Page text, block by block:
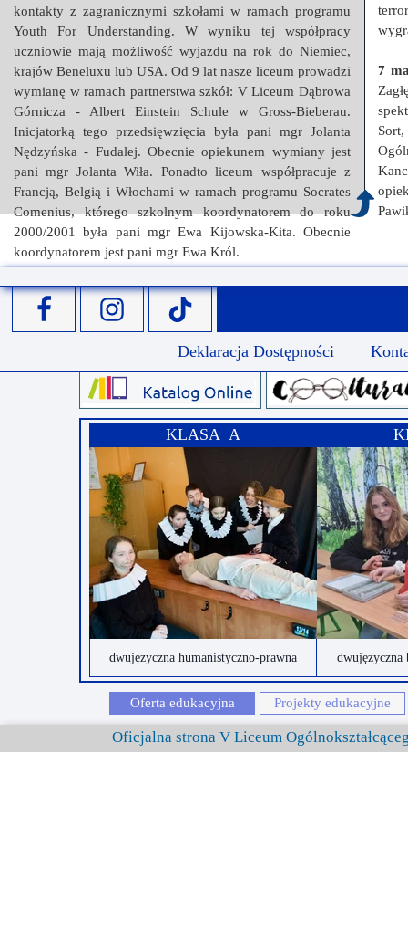
7
kontakty z zagranicznymi szkołami w ramach programu
Youth For Understanding. W wyniku tej współpracy
uczniowie mają możliwość wyjazdu na rok do Niemiec,
krajów Beneluxu lub USA. Od 9 lat nasze liceum prowadzi
wymianę w ramach partnerstwa szkół: V Liceum Dąbrowa
Górnicza - Albert Einstein Schule w Gross-Bieberau.
Inicjatorką tego przedsięwzięcia była pani mgr Jolanta
Nędzyńska - Fudalej. Obecnie opiekunem wymiany jest
pani mgr Jolanta Wiła. Ponadto liceum współpracuje z
Francją, Belgią i Włochami w ramach programu Socrates
Comenius, którego szkolnym koordynatorem do roku
2000/2001 była pani mgr Ewa Kijowska-Kita. Obecnie
koordynatorem jest pani mgr Ewa Król.
KLASA A
dwujęzyczna
dwujęzyczna humanistyczno-prawna
Deklaracja Dostępności
Projekty edukacyjne
Oferta edukacyjna
Oficjalna strona V Liceum